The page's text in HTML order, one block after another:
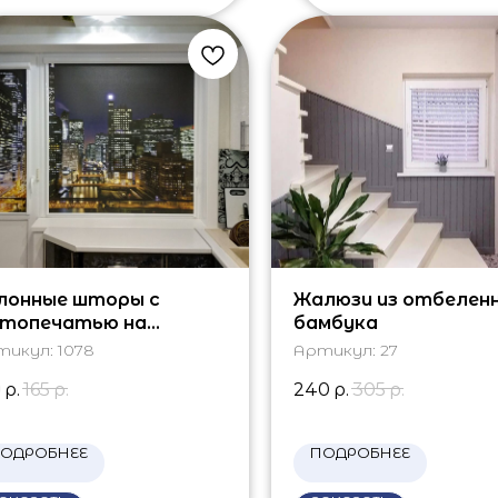
шторы с
на
окна
1078
р. 165 р.
Жалюзи из
бамбука
Артикул: 27
240 р. 305 р.
ПОДРОБНЕЕ